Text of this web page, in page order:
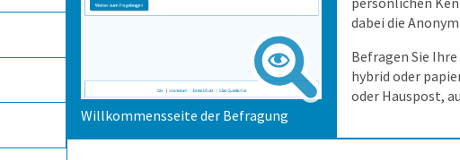
Willkommensseite der Befragung
dabei die
Befragen Sie
hybrid oder
oder Hauspost,